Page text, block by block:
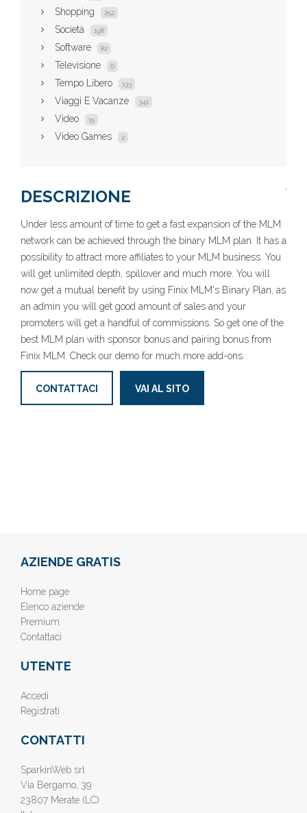
Shopping 252
Società 198
Software 82
Televisione 6
Tempo Libero 133
Viaggi E Vacanze 341
Video 15
Video Games 2
DESCRIZIONE
Under less amount of time to get a fast expansion of the MLM
network can be achieved through the binary MLM plan. It has a
possibility to attract more affiliates to your MLM business. You
will get unlimited depth, spillover and much more. You will
now get a mutual benefit by using Finix MLM's Binary Plan, as
an admin you will get good amount of sales and your
promoters will get a handful of commissions. So get one of the
best MLM plan with sponsor bonus and pairing bonus from
Finix MLM. Check our demo for much more add-ons.
CONTATTACI VAI AL SITO
AZIENDE GRATIS
Home page
Elenco aziende
Premium
Contattaci
UTENTE
Accedi
Registrati
CONTATTI
SparkinWeb srl
Via Bergamo, 39
23807 Merate (LC)